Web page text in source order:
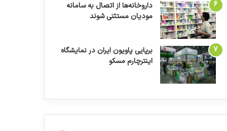
داروخانه‌ها از اتصال به سامانه
مودیان مستثنی شوند
برپایی پاویون ایران در نمایشگاه
اینترچارم مسکو